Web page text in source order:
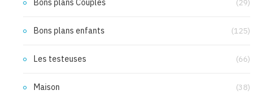
Bons plans Couples (29)
Bons plans enfants (125)
Les testeuses (66)
Maison (38)